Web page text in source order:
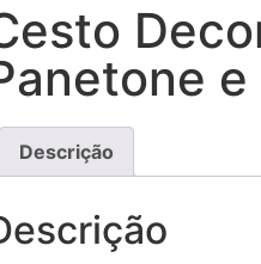
Descrição